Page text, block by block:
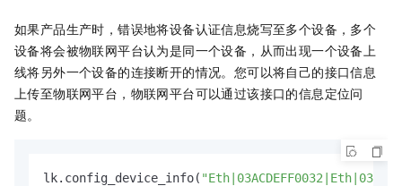
如果产品生产时，错误地将设备认证信息烧写至多个设备，多个
设备将会被物联网平台认为是同一个设备，从而出现一个设备上
线将另外一个设备的连接断开的情况。您可以将自己的接口信息
上传至物联网平台，物联网平台可以通过该接口的信息定位问
题。
lk.config_device_info(